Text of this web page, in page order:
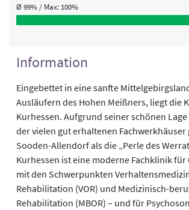
Ø 99% / Max: 100%
Information
Eingebettet in eine sanfte
Ausläufern des Hohen Meißners, liegt die
Kurhessen. Aufgrund seiner schönen
der vielen gut erhaltenen Fachwerkhäuser
Sooden-Allendorf als die „Perle des
Kurhessen ist eine moderne Fachklinik für
mit den Schwerpunkten
Rehabilitation (VOR) und Medizinisch-
Rehabilitation (MBOR) – und für